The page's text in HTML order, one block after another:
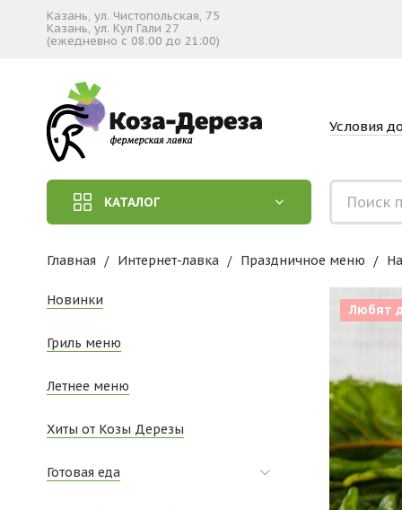
Казань, ул. Чистопольская, 75
Казань, ул. Кул Гали 27
(ежедневно с 08:00 до 21:00)
Условия
КАТАЛОГ
Главная Интернет-лавка Праздничное меню
Новинки
Гриль меню
Летнее меню
Хиты от Козы Дерезы
Готовая еда
Любят